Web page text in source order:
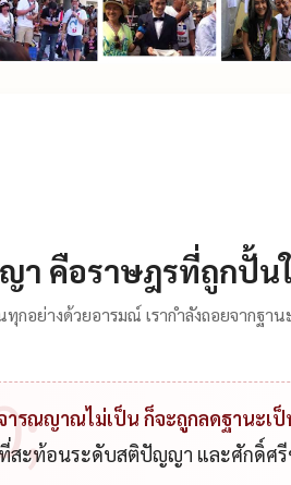
า คือราษฎรที่ถูกปั้น
ทุกอย่างด้วยอารมณ์ เรากำลังถอยจากฐา
ารณญาณไม่เป็น ก็จะถูกลดฐานะเ
สะท้อนระดับสติปัญญา และศักดิ์ศรี